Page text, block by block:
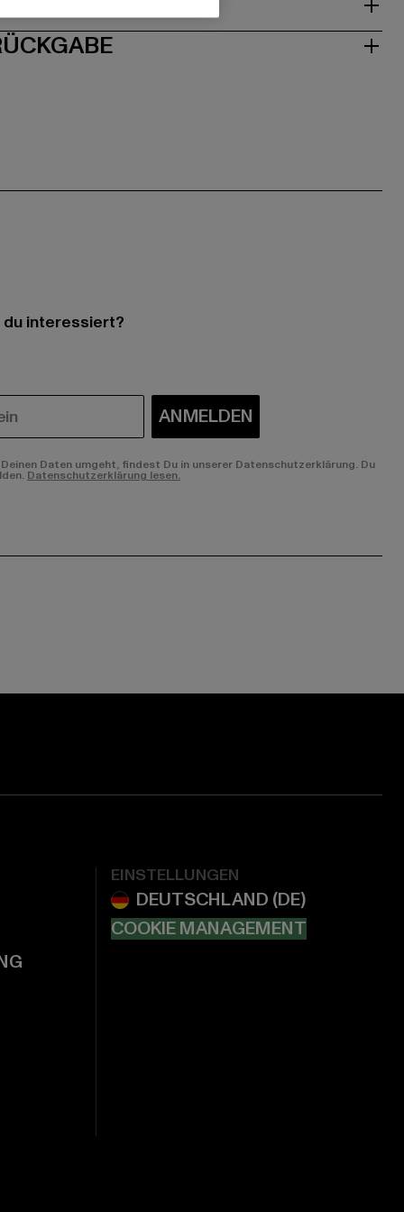
interessiert?
ANMELDEN
Daten umgeht, findest Du in unserer Datenschutzerklärung. Du
Datenschutzerklärung lesen.
EINSTELLUNGEN
COOKIE MANAGEMENT